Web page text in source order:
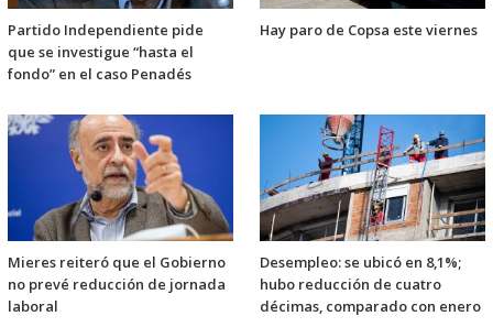
Partido Independiente pide
que se investigue “hasta el
fondo” en el caso Penadés
Hay paro de Copsa este viernes
Mieres reiteró que el Gobierno
no prevé reducción de jornada
laboral
Desempleo: se ubicó en 8,1%;
hubo reducción de cuatro
décimas, comparado con enero